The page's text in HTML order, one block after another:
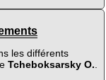
les différents
Tcheboksarsky O.